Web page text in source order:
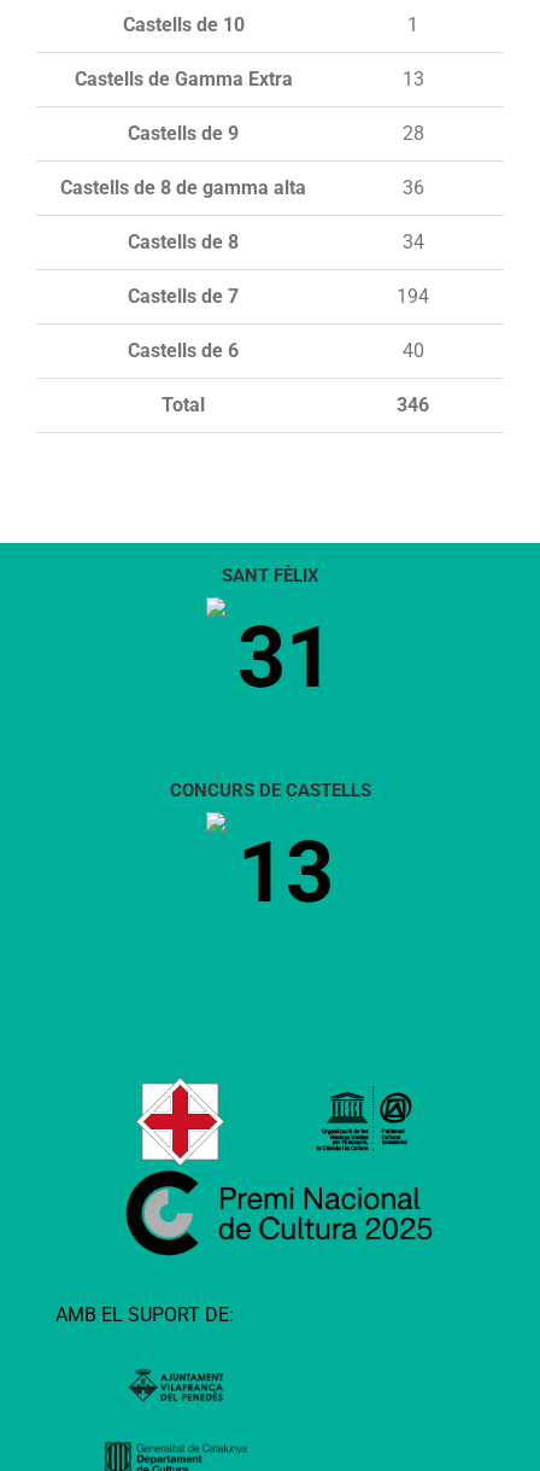
Total 346
Castells de 10 1
Castells de Gamma Extra 13
Castells de 9 28
Castells de 8 de gamma alta 36
Castells de 8 34
Castells de 7 194
Castells de 6 40
SANT FÈLIX
31
CONCURS DE CASTELLS
13
AMB EL SUPORT DE: